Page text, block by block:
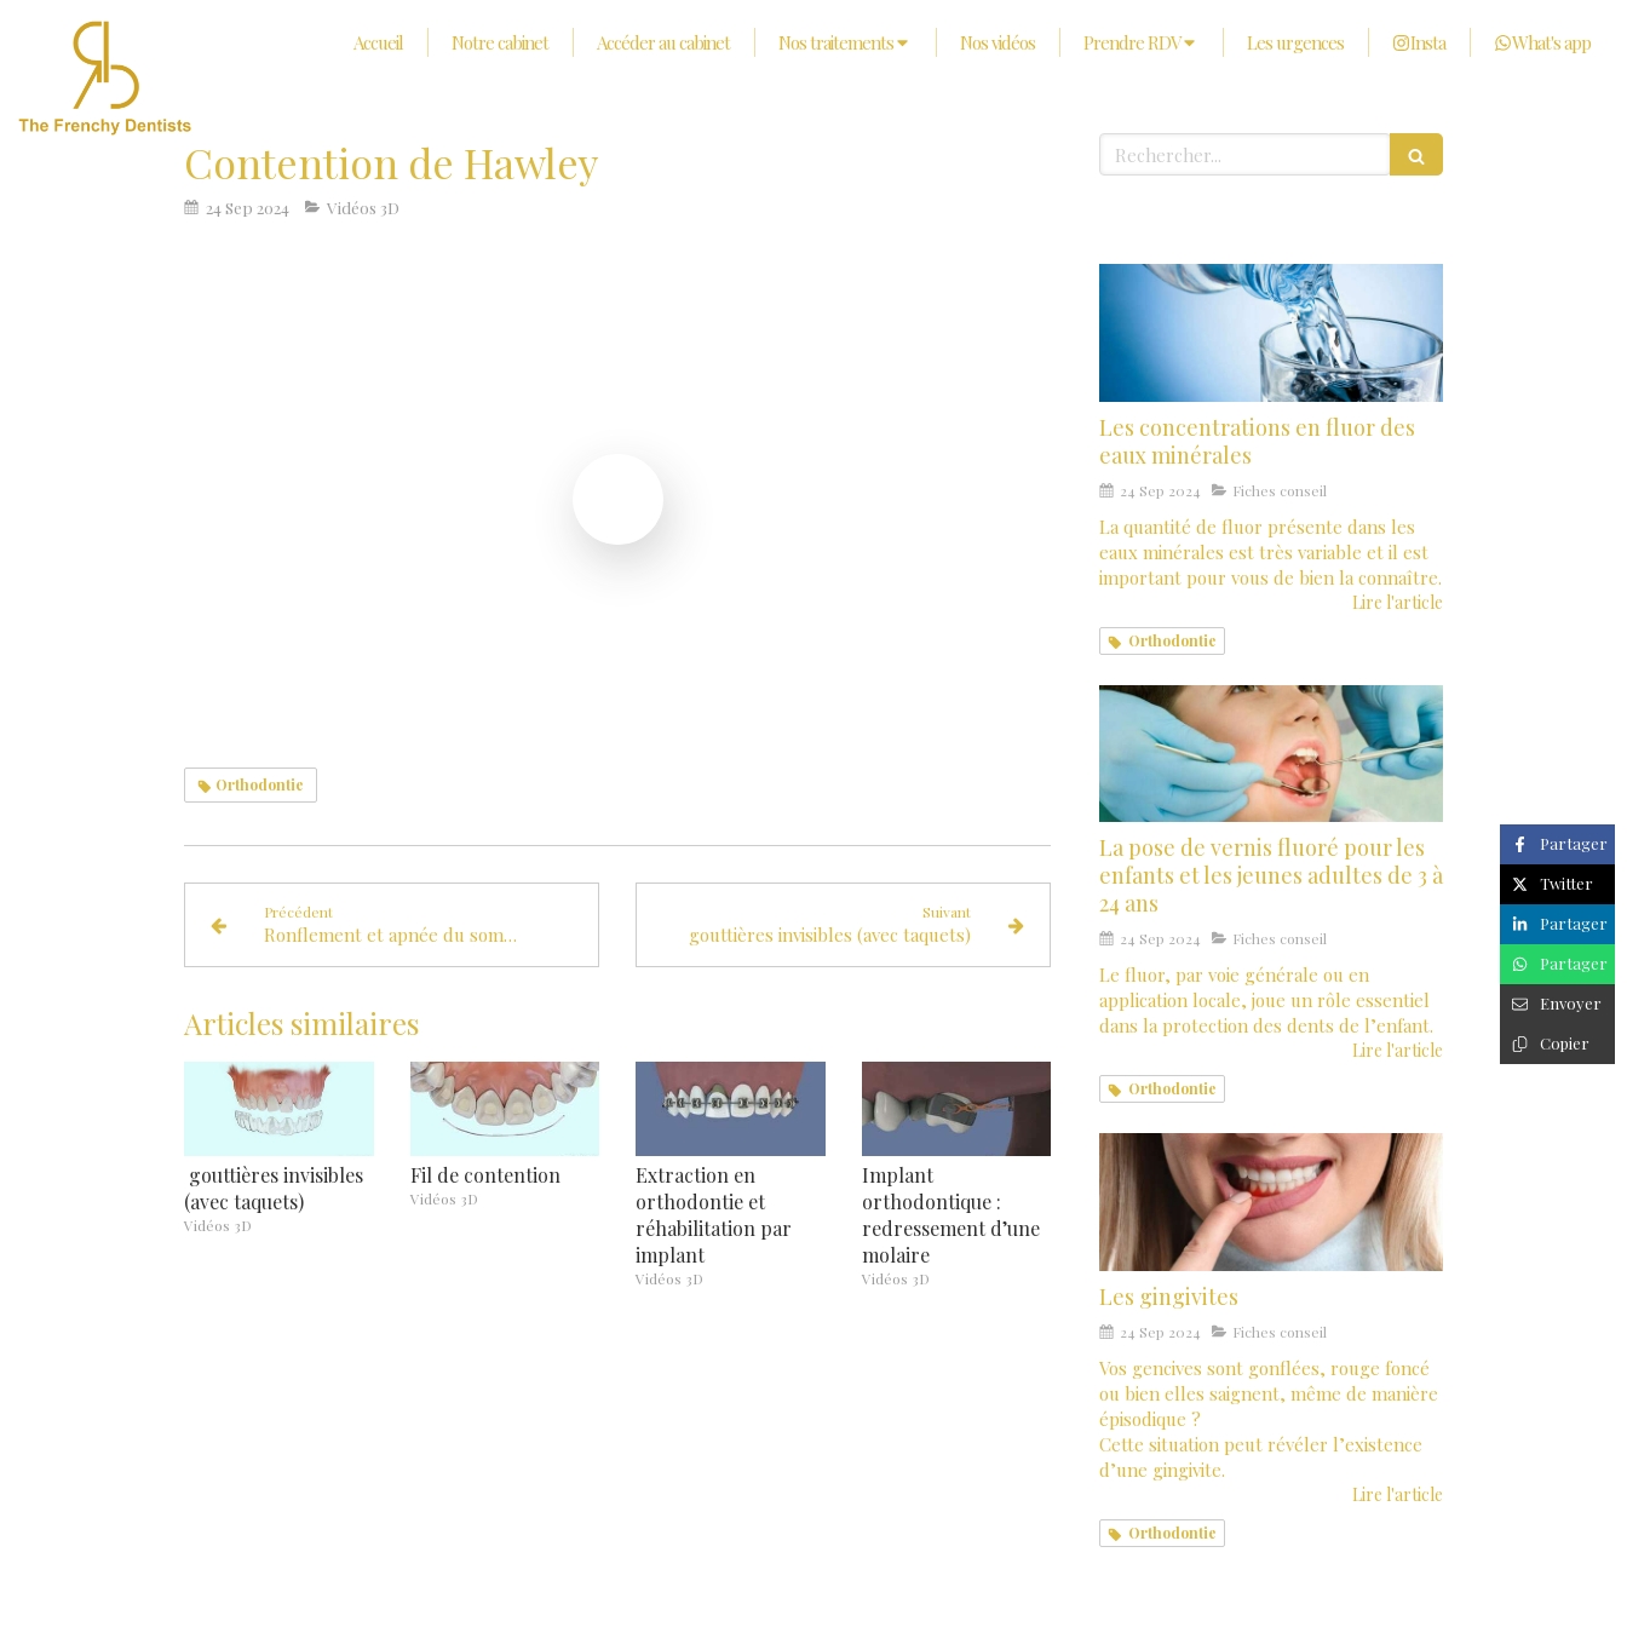
Accueil Notre cabinet Accéder au cabinet Nos traitements Nos vidéos Prendre RDV Les urgences Insta What's app
Contention de Hawley
24 Sep 2024 Vidéos 3D
Orthodontie
Précédent
Ronflement et apnée du sommeil
Suivant
gouttières invisibles (avec taquets)
Articles similaires
gouttières invisibles
(avec taquets)
Vidéos 3D
Fil de contention
Vidéos 3D
Extraction en
orthodontie et
réhabilitation par
implant
Vidéos 3D
Implant
orthodontique :
redressement d’une
molaire
Vidéos 3D
Partager
Twitter
Partager
Partager
Envoyer
Copier
Rechercher
Les concentrations en fluor des
eaux minérales
24 Sep 2024 Fiches conseil
La quantité de fluor présente dans les
eaux minérales est très variable et il est
important pour vous de bien la connaître.
Lire l'article
Orthodontie
La pose de vernis fluoré pour les
enfants et les jeunes adultes de 3 à
24 ans
24 Sep 2024 Fiches conseil
Le fluor, par voie générale ou en
application locale, joue un rôle essentiel
dans la protection des dents de l’enfant.
Lire l'article
Orthodontie
Les gingivites
24 Sep 2024 Fiches conseil
Vos gencives sont gonflées, rouge foncé
ou bien elles saignent, même de manière
épisodique ?
Cette situation peut révéler l’existence
d’une gingivite.
Lire l'article
Orthodontie